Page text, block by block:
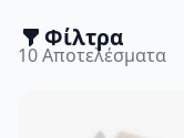
Φίλτρα
10Αποτελέσματα